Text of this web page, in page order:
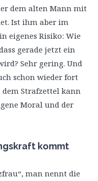
dem alten Mann mit
Ist ihm aber im
eigenes Risiko: Wie
gerade jetzt ein
Sehr gering. Und
schon wieder fort
Strafzettel kann
Moral und der
kommt
man nennt die